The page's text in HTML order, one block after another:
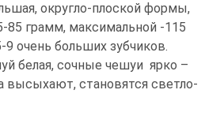
округло-плоской формы,
85 грамм, максимальной -115
очень больших зубчиков.
белая, сочные чешуи ярко –
высыхают, становятся светло-